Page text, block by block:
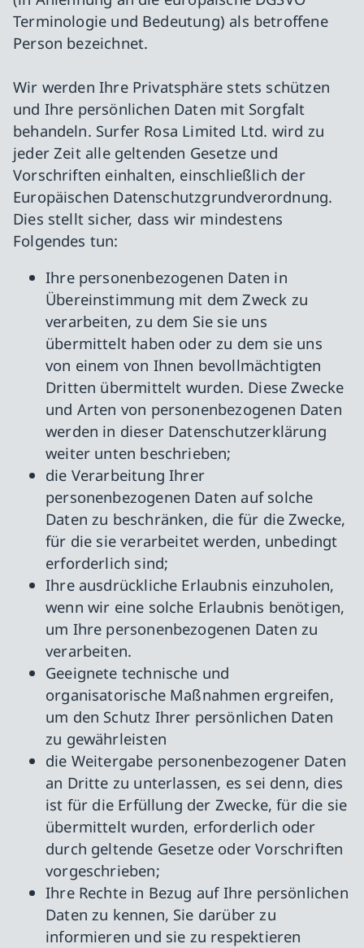
Terminologie und Bedeutung) als betroffene
Person bezeichnet.
Wir werden Ihre Privatsphäre stets schützen
und Ihre persönlichen Daten mit Sorgfalt
behandeln. Surfer Rosa Limited Ltd. wird zu
jeder Zeit alle geltenden Gesetze und
Vorschriften einhalten, einschließlich der
Europäischen Datenschutzgrundverordnung.
Dies stellt sicher, dass wir mindestens
Folgendes tun:
Ihre personenbezogenen Daten in
Übereinstimmung mit dem Zweck zu
verarbeiten, zu dem Sie sie uns
übermittelt haben oder zu dem sie uns
von einem von Ihnen bevollmächtigten
Dritten übermittelt wurden. Diese Zwecke
und Arten von personenbezogenen Daten
werden in dieser Datenschutzerklärung
weiter unten beschrieben;
die Verarbeitung Ihrer
personenbezogenen Daten auf solche
Daten zu beschränken, die für die Zwecke,
für die sie verarbeitet werden, unbedingt
erforderlich sind;
Ihre ausdrückliche Erlaubnis einzuholen,
wenn wir eine solche Erlaubnis benötigen,
um Ihre personenbezogenen Daten zu
verarbeiten.
Geeignete technische und
organisatorische Maßnahmen ergreifen,
um den Schutz Ihrer persönlichen Daten
zu gewährleisten
die Weitergabe personenbezogener Daten
an Dritte zu unterlassen, es sei denn, dies
ist für die Erfüllung der Zwecke, für die sie
übermittelt wurden, erforderlich oder
durch geltende Gesetze oder Vorschriften
vorgeschrieben;
Ihre Rechte in Bezug auf Ihre persönlichen
Daten zu kennen, Sie darüber zu
informieren und sie zu respektieren